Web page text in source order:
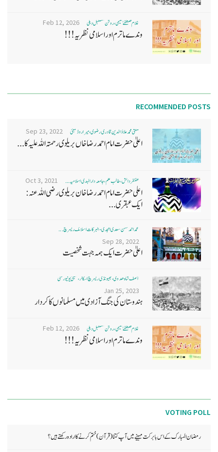
غلام مصطفےٰ نعیمی، روشن مستقبل دہلی Feb 12, 2026
وندے ماترم اور اسلامی نظریہ!!!
RECOMMENDED POSTS
مفتی محمد علاؤ الدین قادری رضوی ، میرا روڈ ممبئی Sep 23, 2022
اعلیٰ حضرت امام احمد رضا خاں بر یلو ی رحمتہ اللہ علیہ کا...
غضنفر دانش، طالب علم، جامعہ دارالہدی اسلامیہ ... Oct 3, 2021
اعلی حضرت امام احمد رضا خان بریلوی رضی اللہ عنہ:
ایک عبقری...
محمد احمد حسن سعدی امجدی - البرکات اسلامک ریسرچ ...
Sep 28, 2022
اعلیٰ حضرت ایک ہمہ جہت شخصیت
آصف شاہ ھدوی، بھیونڈی ریسرچ اسکالر، ممبئی یونیورسٹی
Jan 25, 2023
ہندوستان کی جنگ آزادی میں مسلمانوں کا کردار
غلام مصطفےٰ نعیمی، روشن مستقبل دہلی Feb 12, 2026
وندے ماترم اور اسلامی نظریہ!!!
VOTING POLL
رمضان المبارک کے اس بابرکت مہینے میں آپ کتنا (قرآن) ختم کرنے کا ارادہ رکھتے ہیں؟